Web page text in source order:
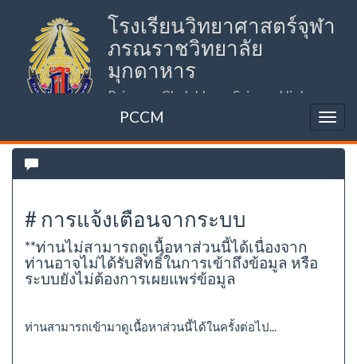
โรงเรียนวิทยาศาสตร์จุฬา
ภรณราชวิทยาลัย
มุกดาหาร
Princess Chulabhorn Science High
School Mukdahan (PCSHSM)
PCCM
# การแจ้งเตือนจากระบบ
**ท่านไม่สามารถดูเนื้อหาส่วนนี้ได้เนื่องจาก
ท่านอาจไม่ได้รับสิทธิ์ในการเข้าถึงข้อมูล หรือ
ระบบยังไม่ต้องการเผยแพร่ข้อมูล
ท่านสามารถเข้ามาดูเนื้อหาส่วนนี้ได้ในครั้งต่อไป...